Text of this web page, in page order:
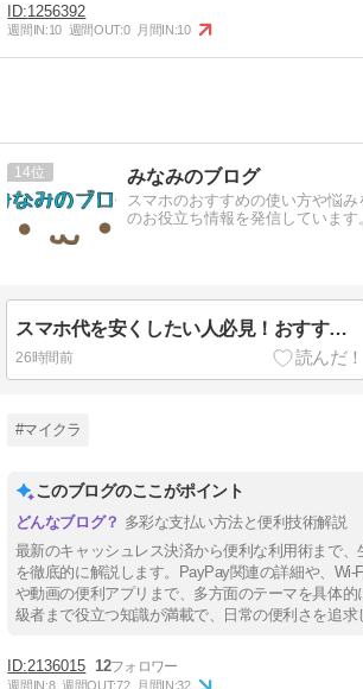
1256392
週間IN:10 週間OUT:0 月間IN:10
14 みなみのブログ
スマホのおすすめの使い方や悩
のお役立ち情報を発信しています
スマホ代を安くしたい人必見！おすすめプランを解説
26時間前
#マイクラ
このブログのここがポイント
多彩な支払い方法と便利技術解説
最新のキャッシュレス決済から便利な利用術まで、
を徹底的に解説します。PayPay関連の詳細や、Wi-
や動画の便利アプリまで、多方面のテーマを具体的
級者まで役立つ知識が満載で、日常の便利さを追求
2136015 12
週間IN:8 週間OUT:72 月間IN:32